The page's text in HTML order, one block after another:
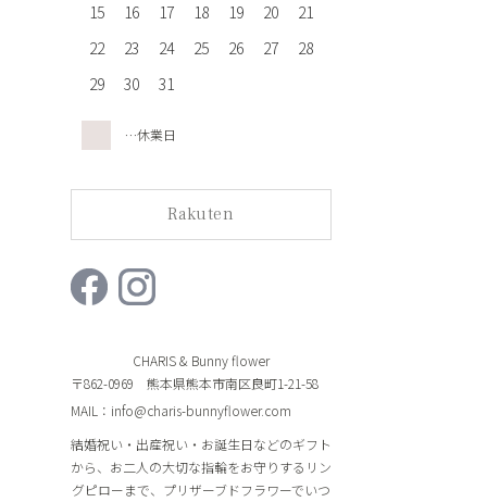
15
16 17 18 19 20
21
22
23 24 25 26 27
28
29
30 31
…休業日
Rakuten
CHARIS & Bunny flower
〒862-0969 熊本県熊本市南区良町1-21-58
MAIL：info@charis-bunnyflower.com
結婚祝い・出産祝い・お誕生日などのギフト
から、お二人の大切な指輪をお守りするリン
グピローまで、プリザーブドフラワーでいつ